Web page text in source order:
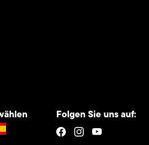
Folgen Sie uns auf: